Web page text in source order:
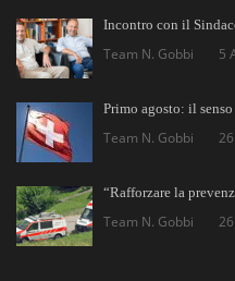
Incontro con il
Team N. Gobbi 5
Primo agosto: il
Team N. Gobbi
“Rafforzare la
Team N. Gobbi